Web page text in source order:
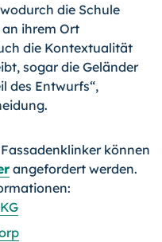
die Schule
ihrem Ort
die Kon­textualität
sogar die Gelän­der
des Entwurfs“,
können
angefordert werden.